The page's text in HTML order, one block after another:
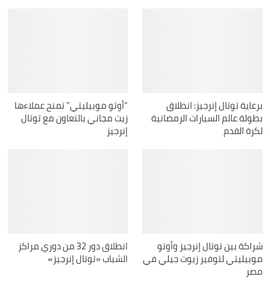
برعاية توتال إنرجيز: انطلاق
بطولة عالم السيارات الرمضانية
لكرة القدم
“أوتو موبيليتي” تمنح عملاءها
زيت مجاني بالتعاون مع توتال
إنرجيز
شراكة بين توتال إنرجيز وأوتو
موبيليتي لتوفير زيوت جيلي في
مصر
انطلاق دور 32 من دوري مراكز
الشباب «توتال إنرجيز»